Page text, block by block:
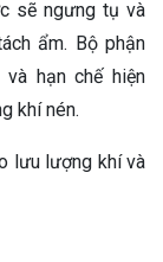
sẽ ngưng tụ và
ẩm. Bộ phận
hạn chế hiện
khí nén.
lưu lượng khí và